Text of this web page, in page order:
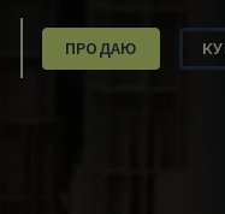
ПРОДАЮ